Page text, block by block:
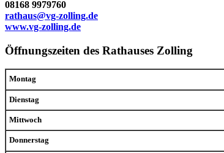
08168 9979760
rathaus@vg-zolling.de
www.vg-zolling.de
Öffnungszeiten des Rathauses Zolling
Montag
Dienstag
Mittwoch
Donnerstag